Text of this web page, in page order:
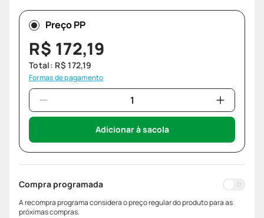
Preço PP
R$ 172,19
Total: R$ 172,19
Formas de pagamento
Adicionar à sacola
Compra programada
A recompra programa considera o preço regular do produto para as
próximas compras.